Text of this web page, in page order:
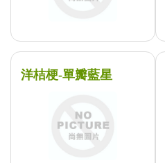
洋桔梗-單瓣藍星